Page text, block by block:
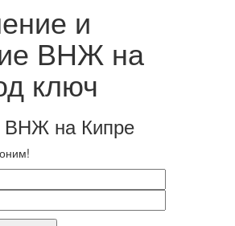
и
ВНЖ на
ключ
ВНЖ на Кипре